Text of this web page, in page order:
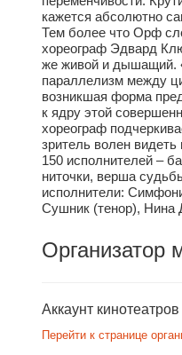
кажется абсолютно
Тем более что Орф
хореограф Эдвард
же живой и дышащий.
параллелизм между
возникшая форма
к ядру этой
хореограф
зритель волен
150 исполнителей –
ниточки, верша
исполнители:
Сушник (тенор), Нина
Организатор
Аккаунт кинотеатров
Перейти к странице